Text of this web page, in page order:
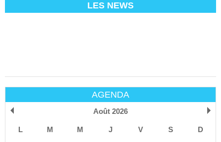
LES NEWS
AGENDA
Août 2026
L M M J V S D